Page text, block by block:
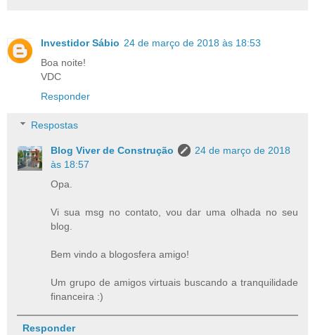
Investidor Sábio 24 de março de 2018 às 18:53
Boa noite!
VDC
Responder
Respostas
Blog Viver de Construção
24 de março de 2018
às 18:57
Opa.
Vi sua msg no contato, vou dar uma olhada no seu
blog.
Bem vindo a blogosfera amigo!
Um grupo de amigos virtuais buscando a tranquilidade
financeira :)
Responder